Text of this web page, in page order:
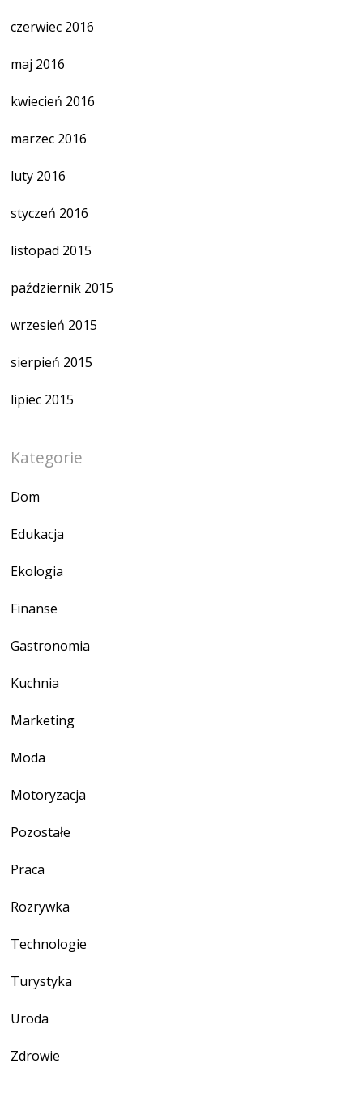
czerwiec 2016
maj 2016
kwiecień 2016
marzec 2016
luty 2016
styczeń 2016
listopad 2015
październik 2015
wrzesień 2015
sierpień 2015
lipiec 2015
Kategorie
Dom
Edukacja
Ekologia
Finanse
Gastronomia
Kuchnia
Marketing
Moda
Motoryzacja
Pozostałe
Praca
Rozrywka
Technologie
Turystyka
Uroda
Zdrowie